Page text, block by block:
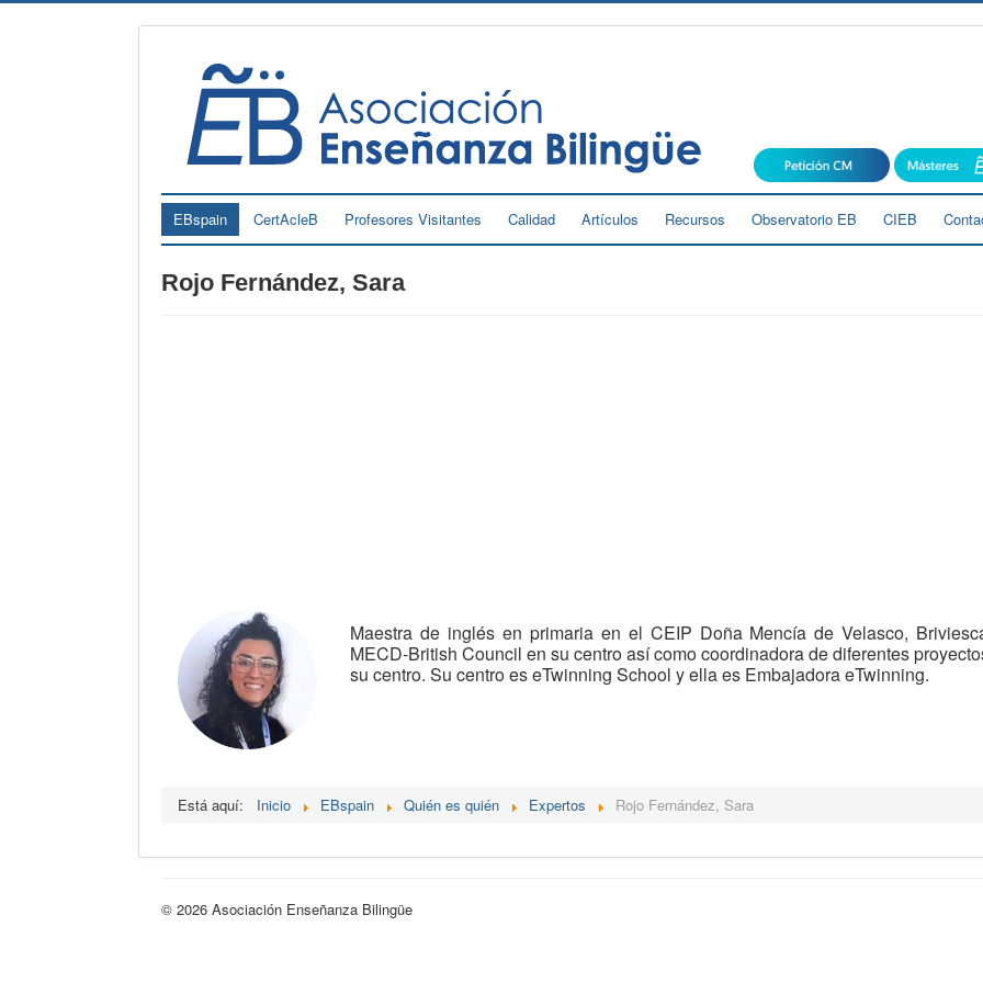
EBspain CertAcleB Profesores Visitantes Calidad Artículos Recursos Observatorio EB CIEB
Rojo Fernández, Sara
Maestra de inglés en primaria en el CEIP Doña Mencía de Velasco,
MECD-British Council en su centro así como coordinadora de diferentes
su centro. Su centro es eTwinning School y ella es Embajadora eTwinning.
Está aquí: Inicio EBspain Quién es quién Expertos Rojo Fernández, Sara
© 2026 Asociación Enseñanza Bilingüe